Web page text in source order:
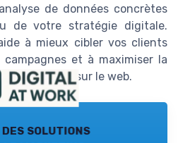
de données concrètes
de votre stratégie digitale.
à mieux cibler vos clients
et à maximiser la
services sur le web.
des solutions